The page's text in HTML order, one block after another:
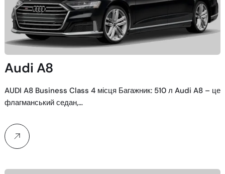
Audi A8
AUDI A8 Business Class 4 місця Багажник: 510 л Audi A8 – це
флагманський седан,…